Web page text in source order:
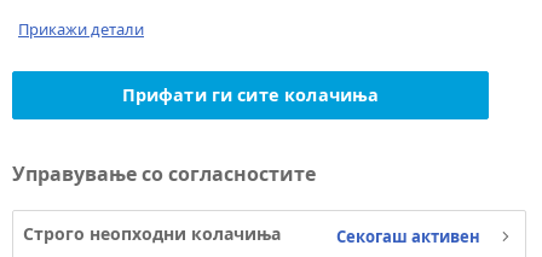
Прикажи детали
Прифати ги сите колачиња
Управување со согласностите
Строго неопходни колачиња Секогаш активен